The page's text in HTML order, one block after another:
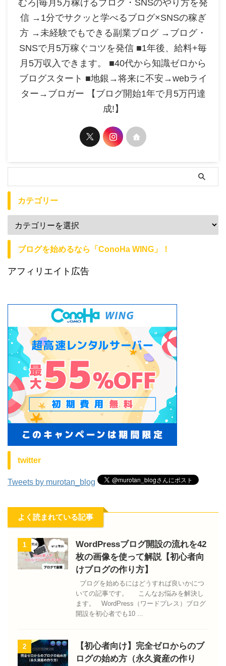
むろ|毎月5万稼げるブログ・SNSのやり方を発
信 →1分でサクッと学べるブログ×SNSの稼ぎ
方 →未経験でもできる副業ブログ →ブログ・
SNSで月5万稼ぐコツを発信 ■1年後、給料+毎
月5万収入できます。 ■40代から知識ゼロから
ブログスタート ■地銀→将来に不安→webライ
ター→ブロガー 【ブログ開始1年で月5万円達
成!】
カテゴリー
ブログを始めるなら「ConoHa WING」！
アフィリエイト広告
twitter
Tweets by murotan_blog
よく読まれている記事
1
WordPressブログ開設の流れを42
枚の画像を使って解説【初心者向
けブログの作り方】
ブログを始めるにはどうすれば良いかにつ
いての記事です。 こんなお悩みを解決し
ます。 WordPress（ワードプレス）ブログ
開設を初心者でも10 ...
2
【初心者向け】完全ゼロからのブ
ログの始め方（永久資産の作り